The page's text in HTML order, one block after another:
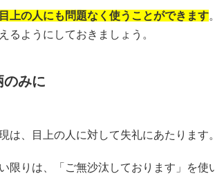
目上の人にも問題なく使うことができます
るようにしておきましょう。
のみに
は、目上の人に対して失礼にあたります。
限りは、「ご無沙汰しております」を使